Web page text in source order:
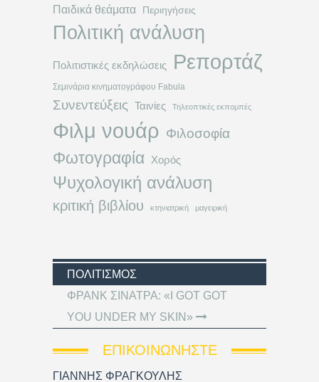
Παιδικά θεάματα Περιηγήσεις
Πολιτική ανάλυση
Πολιτιστικές εκδηλώσεις Ρεπορτάζ
Σεμινάρια κινηματογράφου Fabula
Συνεντεύξεις Ταινίες Τηλεοπτικές εκπομπές
Φιλμ νουάρ Φιλοσοφία
Φωτογραφία Χορός
Ψυχολογική ανάλυση
κριτική βιβλίου κτηνιατρική μαγειρική
ΠΟΛΙΤΙΣΜΌΣ
ΦΡΑΝΚ ΣΙΝΑΤΡΑ: «I GOT GOT
YOU UNDER MY SKIN»
ΕΠΙΚΟΙΝΩΝΉΣΤΕ
ΓΙΑΝΝΗΣ ΦΡΑΓΚΟΥΛΗΣ